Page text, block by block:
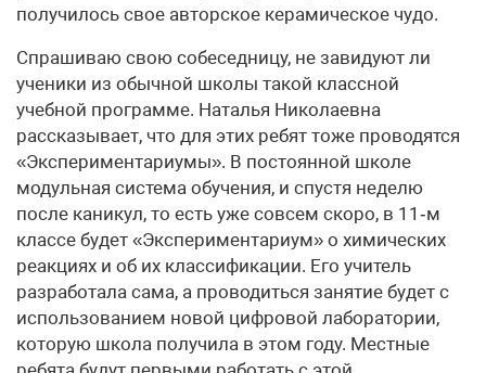
получилось свое авторское керамическое чудо.
Спрашиваю свою собеседницу, не завидуют ли
ученики из обычной школы такой классной
учебной программе. Наталья Николаевна
рассказывает, что для этих ребят тоже проводятся
«Экспериментариумы». В постоянной школе
модульная система обучения, и спустя неделю
после каникул, то есть уже совсем скоро, в 11‑м
классе будет «Экспериментариум» о химических
реакциях и об их классификации. Его учитель
разработала сама, а проводиться занятие будет с
использованием новой цифровой лаборатории,
которую школа получила в этом году. Местные